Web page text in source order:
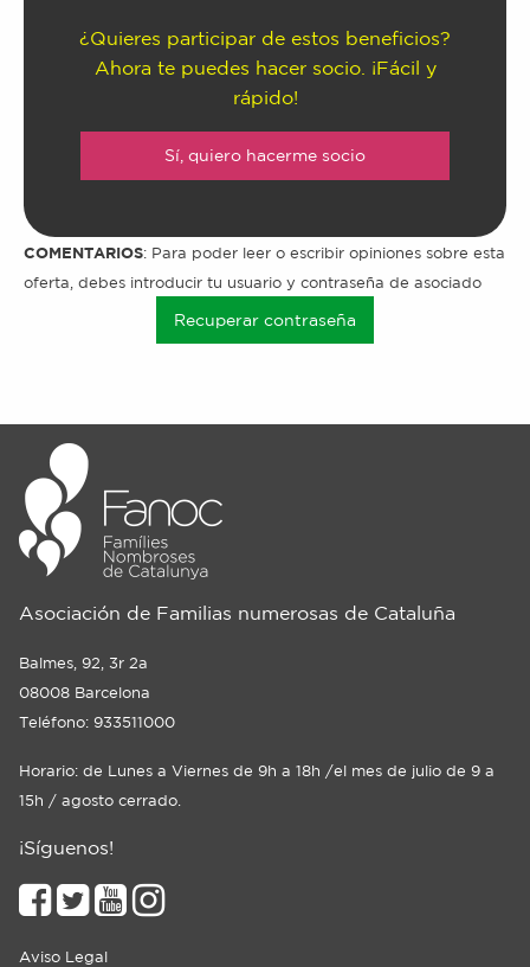
¿Quieres participar de estos beneficios?
Ahora te puedes hacer socio. ¡Fácil y
rápido!
Sí, quiero hacerme socio
COMENTARIOS: Para poder leer o escribir opiniones sobre esta
oferta, debes introducir tu usuario y contraseña de asociado
Recuperar contraseña
Asociación de Familias numerosas de Cataluña
Balmes, 92, 3r 2a
08008 Barcelona
Teléfono: 933511000
Horario: de Lunes a Viernes de 9h a 18h /el mes de julio de 9 a
15h / agosto cerrado.
¡Síguenos!
Aviso Legal